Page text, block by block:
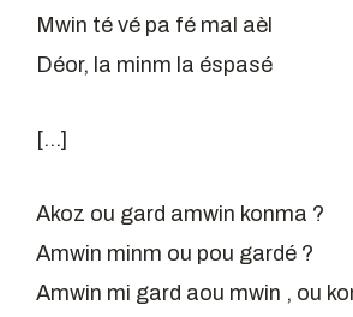
Mwin té vé pa fé mal aèl
Déor, la minm la éspasé
[…]
Akoz ou gard amwin konma ?
Amwin minm ou pou gardé ?
Amwin mi gard aou mwin , ou